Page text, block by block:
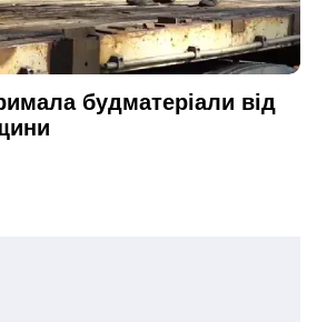
будматеріали від